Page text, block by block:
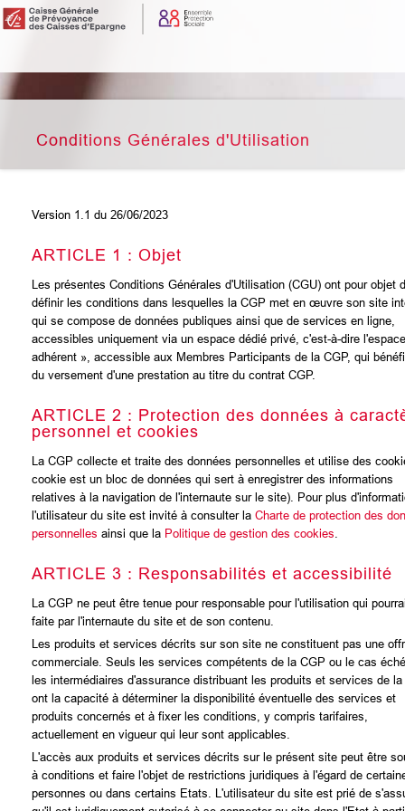
Conditions Générales d'Utilisation
Version 1.1 du 26/06/2023
ARTICLE 1 : Objet
Les présentes Conditions Générales d'Utilisation (CGU) ont pour objet
définir les conditions dans lesquelles la CGP met en œuvre son site
qui se compose de données publiques ainsi que de services en ligne,
accessibles uniquement via un espace dédié privé, c'est-à-dire
adhérent », accessible aux Membres Participants de la CGP, qui
du versement d'une prestation au titre du contrat CGP.
ARTICLE 2 : Protection des données à
personnel et cookies
La CGP collecte et traite des données personnelles et utilise des
cookie est un bloc de données qui sert à enregistrer des informations
relatives à la navigation de l'internaute sur le site). Pour plus
l'utilisateur du site est invité à consulter la Charte de protection des
personnelles ainsi que la Politique de gestion des cookies
ARTICLE 3 : Responsabilités et accessibilité
La CGP ne peut être tenue pour responsable pour l'utilisation qui
faite par l'internaute du site et de son contenu.
Les produits et services décrits sur son site ne constituent pas une
commerciale. Seuls les services compétents de la CGP ou le cas
les intermédiaires d'assurance distribuant les produits et services de la
ont la capacité à déterminer la disponibilité éventuelle des services et
produits concernés et à fixer les conditions, y compris tarifaires,
actuellement en vigueur qui leur sont applicables.
L'accès aux produits et services décrits sur le présent site peut être
à conditions et faire l'objet de restrictions juridiques à l'égard de
personnes ou dans certains Etats. L'utilisateur du site est prié de